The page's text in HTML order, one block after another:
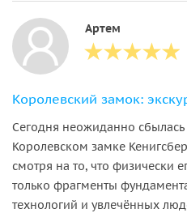
Артем
Сегодня неожиданно
Королевском замке
смотря на то, что физически
только фрагменты
технологий и увлечённых